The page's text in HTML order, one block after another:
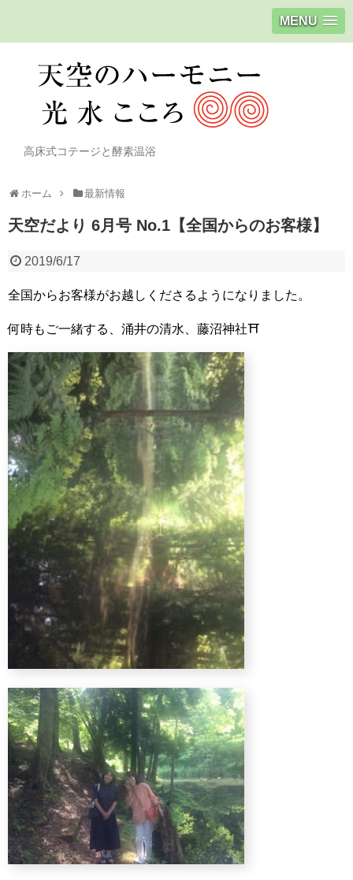
MENU
高床式コテージと酵素温浴
ホーム 最新情報
天空だより 6月号 No.1【全国からのお客様】
2019/6/17
全国からお客様がお越しくださるようになりました。
何時もご一緒する、涌井の清水、藤沼神社⛩